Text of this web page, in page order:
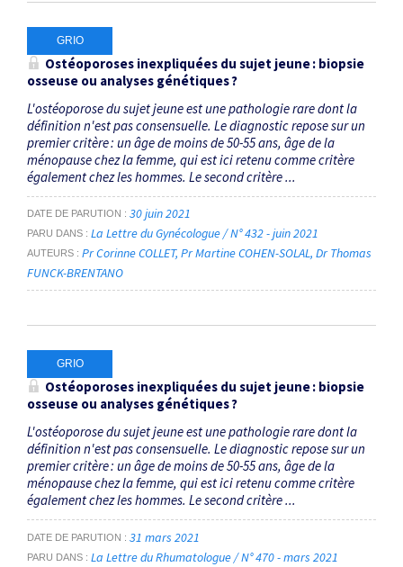
GRIO
Ostéoporoses inexpliquées du sujet jeune : biopsie
osseuse ou analyses génétiques ?
L'ostéoporose du sujet jeune est une pathologie rare dont la
définition n'est pas consensuelle. Le dia­gnostic repose sur un
premier critère : un âge de moins de 50-55 ans, âge de la
ménopause chez la femme, qui est ici retenu comme critère
également chez les hommes. Le second critère ...
DATE DE PARUTION 30 juin 2021
PARU DANS La Lettre du Gynécologue / N° 432 - juin 2021
AUTEURS Pr Corinne COLLET Pr Martine COHEN-SOLAL Dr Thomas
FUNCK-BRENTANO
GRIO
Ostéoporoses inexpliquées du sujet jeune : biopsie
osseuse ou analyses génétiques ?
L'ostéoporose du sujet jeune est une pathologie rare dont la
définition n'est pas consensuelle. Le diagnostic repose sur un
premier critère : un âge de moins de 50-55 ans, âge de la
ménopause chez la femme, qui est ici retenu comme critère
également chez les hommes. Le second critère ...
DATE DE PARUTION 31 mars 2021
PARU DANS La Lettre du Rhumatologue / N° 470 - mars 2021